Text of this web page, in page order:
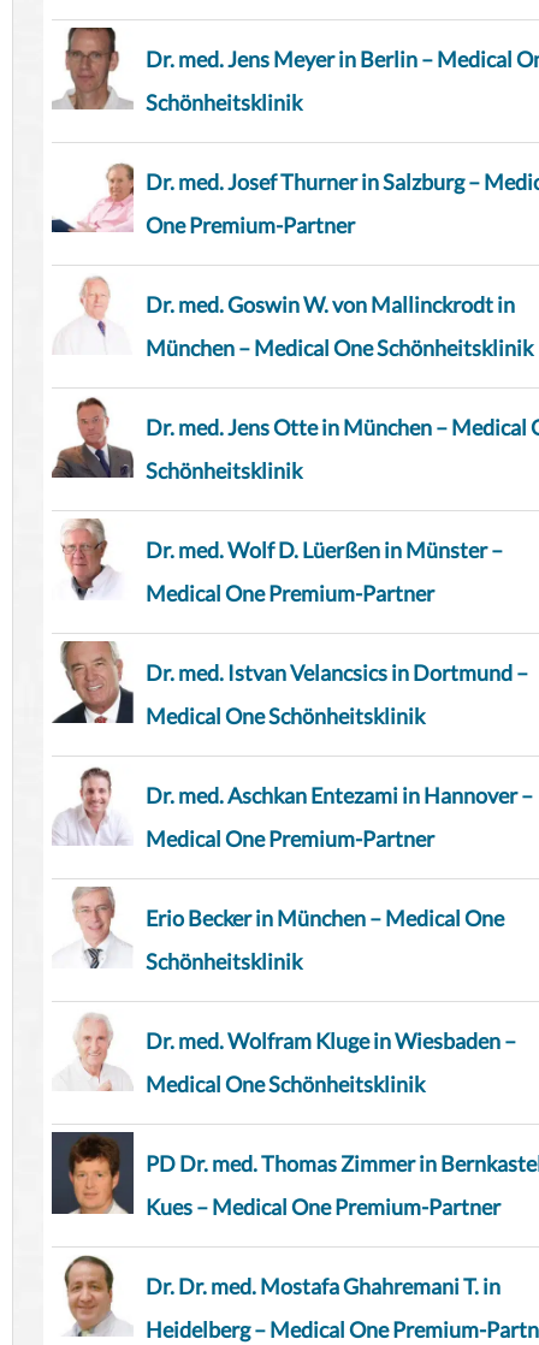
Dr. med. Jens Meyer in Berlin – Medical
Schönheitsklinik
Dr. med. Josef Thurner in Salzburg –
One Premium-Partner
Dr. med. Goswin W. von Mallinckrodt in
München – Medical One Schönheitsklinik
Dr. med. Jens Otte in München – Medical
Schönheitsklinik
Dr. med. Wolf D. Lüerßen in Münster –
Medical One Premium-Partner
Dr. med. Istvan Velancsics in Dortmund –
Medical One Schönheitsklinik
Dr. med. Aschkan Entezami in Hannover –
Medical One Premium-Partner
Erio Becker in München – Medical One
Schönheitsklinik
Dr. med. Wolfram Kluge in Wiesbaden –
Medical One Schönheitsklinik
PD Dr. med. Thomas Zimmer in
Kues – Medical One Premium-Partner
Dr. Dr. med. Mostafa Ghahremani T. in
Heidelberg – Medical One Premium-